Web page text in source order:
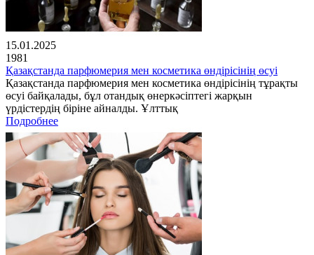
15.01.2025
1981
Қазақстанда парфюмерия мен косметика өндірісінің өсуі
Қазақстанда парфюмерия мен косметика өндірісінің тұрақты
өсуі байқалады, бұл отандық өнеркәсіптегі жарқын
үрдістердің біріне айналды. Ұлттық
Подробнее